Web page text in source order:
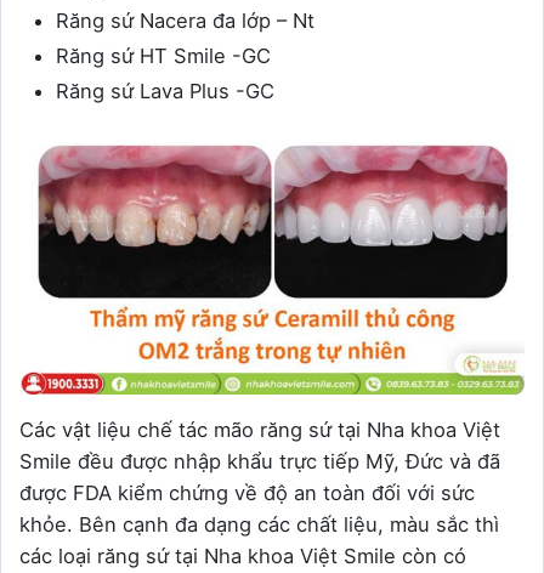
Răng sứ Nacera đa lớp – Nt
Răng sứ HT Smile -GC
Răng sứ Lava Plus -GC
Các vật liệu chế tác mão răng sứ tại Nha khoa Việt
Smile đều được nhập khẩu trực tiếp Mỹ, Đức và đã
được FDA kiểm chứng về độ an toàn đối với sức
khỏe. Bên cạnh đa dạng các chất liệu, màu sắc thì
các loại răng sứ tại Nha khoa Việt Smile còn có